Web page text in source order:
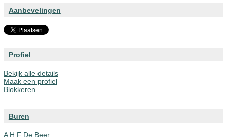
Aanbevelingen
Profiel
Bekijk alle details
Maak een profiel
Blokkeren
Buren
A H F De Beer